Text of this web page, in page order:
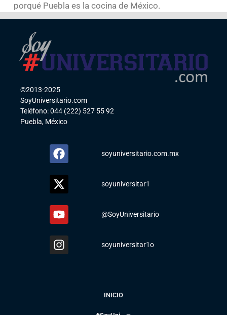
porqué Puebla es la cocina de México.
©2013-2025
SoyUniversitario.com
Teléfono: 044 (222) 527 55 92
Puebla, México
soyuniversitario.com.mx
soyuniversitar1
@SoyUniversitario
soyuniversitar1o
INICIO